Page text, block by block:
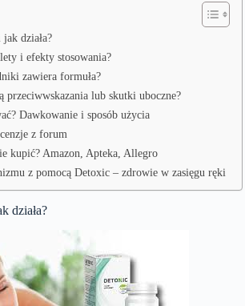
działa?
i efekty stosowania?
zawiera formuła?
przeciwwskazania lub skutki uboczne?
Dawkowanie i sposób użycia
z forum
kupić? Amazon, Apteka, Allegro
z pomocą Detoxic – zdrowie w zasięgu ręki
działa?